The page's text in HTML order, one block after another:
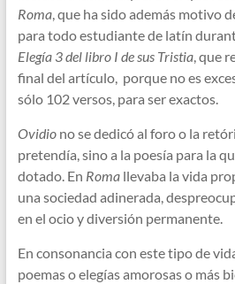
Roma, que ha sido además motivo
para todo estudiante de latín
Elegía 3 del libro I de sus Tristia, que
final del artículo, porque no es
sólo 102 versos, para ser exactos.
Ovidio no se dedicó al foro o la
pretendía, sino a la poesía para la
dotado. En Roma llevaba la vida
una sociedad adinerada,
en el ocio y diversión permanente.
En consonancia con este tipo de
poemas o elegías amorosas o más